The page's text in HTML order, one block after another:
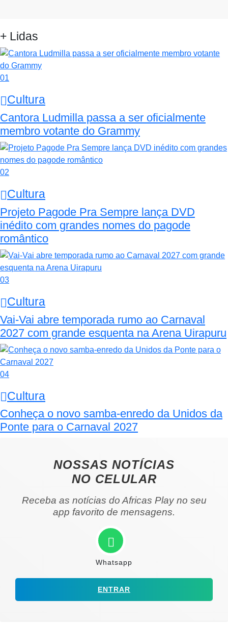
+ Lidas
01
Cultura
Cantora Ludmilla passa a ser oficialmente
membro votante do Grammy
02
Cultura
Projeto Pagode Pra Sempre lança DVD
inédito com grandes nomes do pagode
romântico
03
Cultura
Vai-Vai abre temporada rumo ao Carnaval
2027 com grande esquenta na Arena Uirapuru
04
Cultura
Conheça o novo samba-enredo da Unidos da
Ponte para o Carnaval 2027
NOSSAS NOTÍCIAS
NO CELULAR
Receba as notícias do Africas Play no seu
app favorito de mensagens.
Whatsapp
ENTRAR